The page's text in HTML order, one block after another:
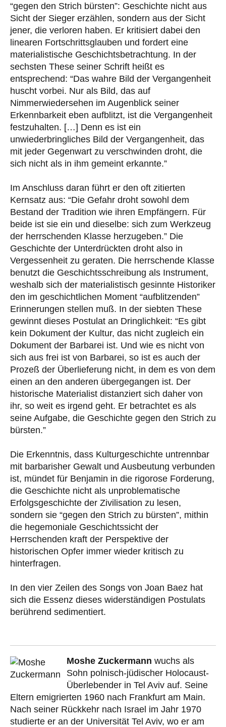
“gegen den Strich bürsten”: Geschichte nicht aus
Sicht der Sieger erzählen, sondern aus der Sicht
jener, die verloren haben. Er kritisiert dabei den
linearen Fortschrittsglauben und fordert eine
materialistische Geschichtsbetrachtung. In der
sechsten These seiner Schrift heißt es
entsprechend: “Das wahre Bild der Vergangenheit
huscht vorbei. Nur als Bild, das auf
Nimmerwiedersehen im Augenblick seiner
Erkennbarkeit eben aufblitzt, ist die Vergangenheit
festzuhalten. […] Denn es ist ein
unwiederbringliches Bild der Vergangenheit, das
mit jeder Gegenwart zu verschwinden droht, die
sich nicht als in ihm gemeint erkannte.”
Im Anschluss daran führt er den oft zitierten
Kernsatz aus: “Die Gefahr droht sowohl dem
Bestand der Tradition wie ihren Empfängern. Für
beide ist sie ein und dieselbe: sich zum Werkzeug
der herrschenden Klasse herzugeben.” Die
Geschichte der Unterdrückten droht also in
Vergessenheit zu geraten. Die herrschende Klasse
benutzt die Geschichtsschreibung als Instrument,
weshalb sich der materialistisch gesinnte Historiker
den im geschichtlichen Moment “aufblitzenden”
Erinnerungen stellen muß. In der siebten These
gewinnt dieses Postulat an Dringlichkeit: “Es gibt
kein Dokument der Kultur, das nicht zugleich ein
Dokument der Barbarei ist. Und wie es nicht von
sich aus frei ist von Barbarei, so ist es auch der
Prozeß der Überlieferung nicht, in dem es von dem
einen an den anderen übergegangen ist. Der
historische Materialist distanziert sich daher von
ihr, so weit es irgend geht. Er betrachtet es als
seine Aufgabe, die Geschichte gegen den Strich zu
bürsten.”
Die Erkenntnis, dass Kulturgeschichte untrennbar
mit barbarisher Gewalt und Ausbeutung verbunden
ist, mündet für Benjamin in die rigorose Forderung,
die Geschichte nicht als unproblematische
Erfolgsgeschichte der Zivilisation zu lesen,
sondern sie “gegen den Strich zu bürsten”, mithin
die hegemoniale Geschichtssicht der
Herrschenden kraft der Perspektive der
historischen Opfer immer wieder kritisch zu
hinterfragen.
In den vier Zeilen des Songs von Joan Baez hat
sich die Essenz dieses widerständigen Postulats
berührend sedimentiert.
Moshe Zuckermann wuchs als
Sohn polnisch-jüdischer Holocaust-
Überlebender in Tel Aviv auf. Seine
Eltern emigrierten 1960 nach Frankfurt am Main.
Nach seiner Rückkehr nach Israel im Jahr 1970
studierte er an der Universität Tel Aviv, wo er am